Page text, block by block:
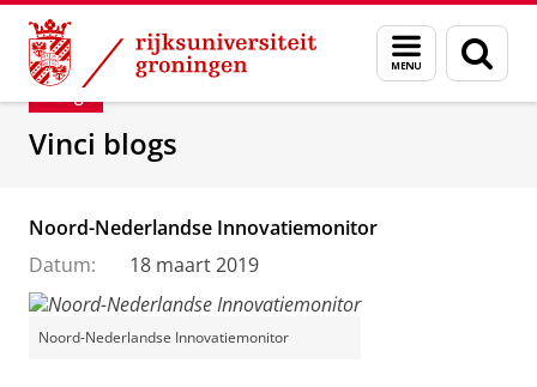
Skip
Content
Skip
Navigation
Menu
en
zoeken
Department of Innovation Management &
Blog
Vinci blogs
Noord-Nederlandse Innovatiemonitor
Datum:
18 maart 2019
Noord-Nederlandse Innovatiemonitor